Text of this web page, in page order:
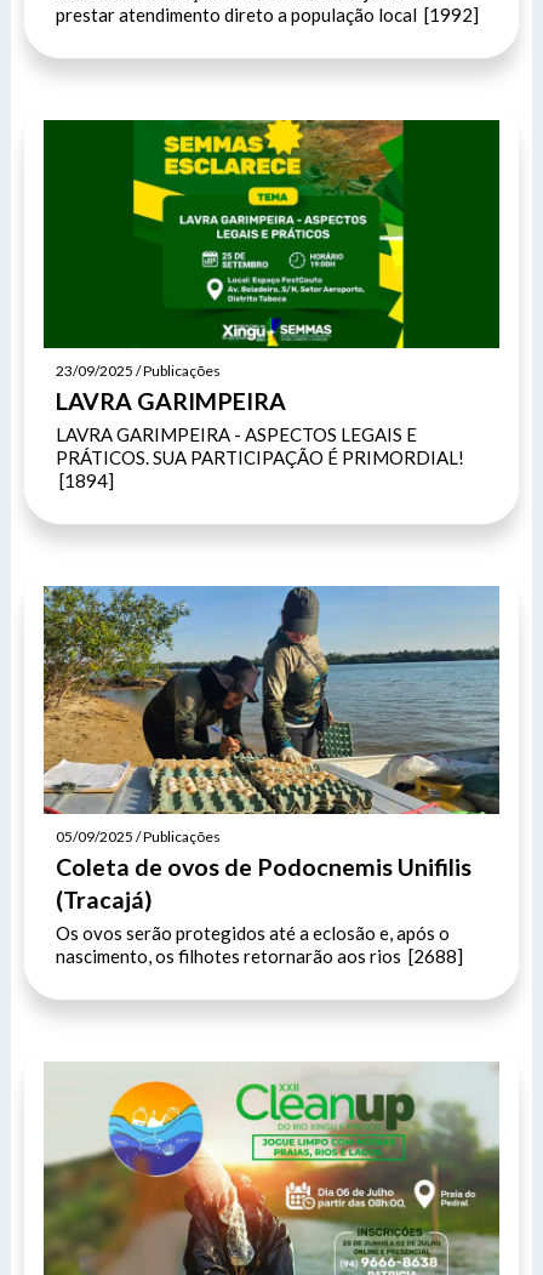
prestar atendimento direto a população local [1992]
23/09/2025 / Publicações
LAVRA GARIMPEIRA
LAVRA GARIMPEIRA - ASPECTOS LEGAIS E
PRÁTICOS. SUA PARTICIPAÇÃO É PRIMORDIAL!
[1894]
05/09/2025 / Publicações
Coleta de ovos de Podocnemis Unifilis
(Tracajá)
Os ovos serão protegidos até a eclosão e, após o
nascimento, os filhotes retornarão aos rios [2688]
SIC Físico
Fale Conosco